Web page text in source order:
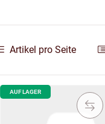
Artikel pro Seite
AUF LAGER